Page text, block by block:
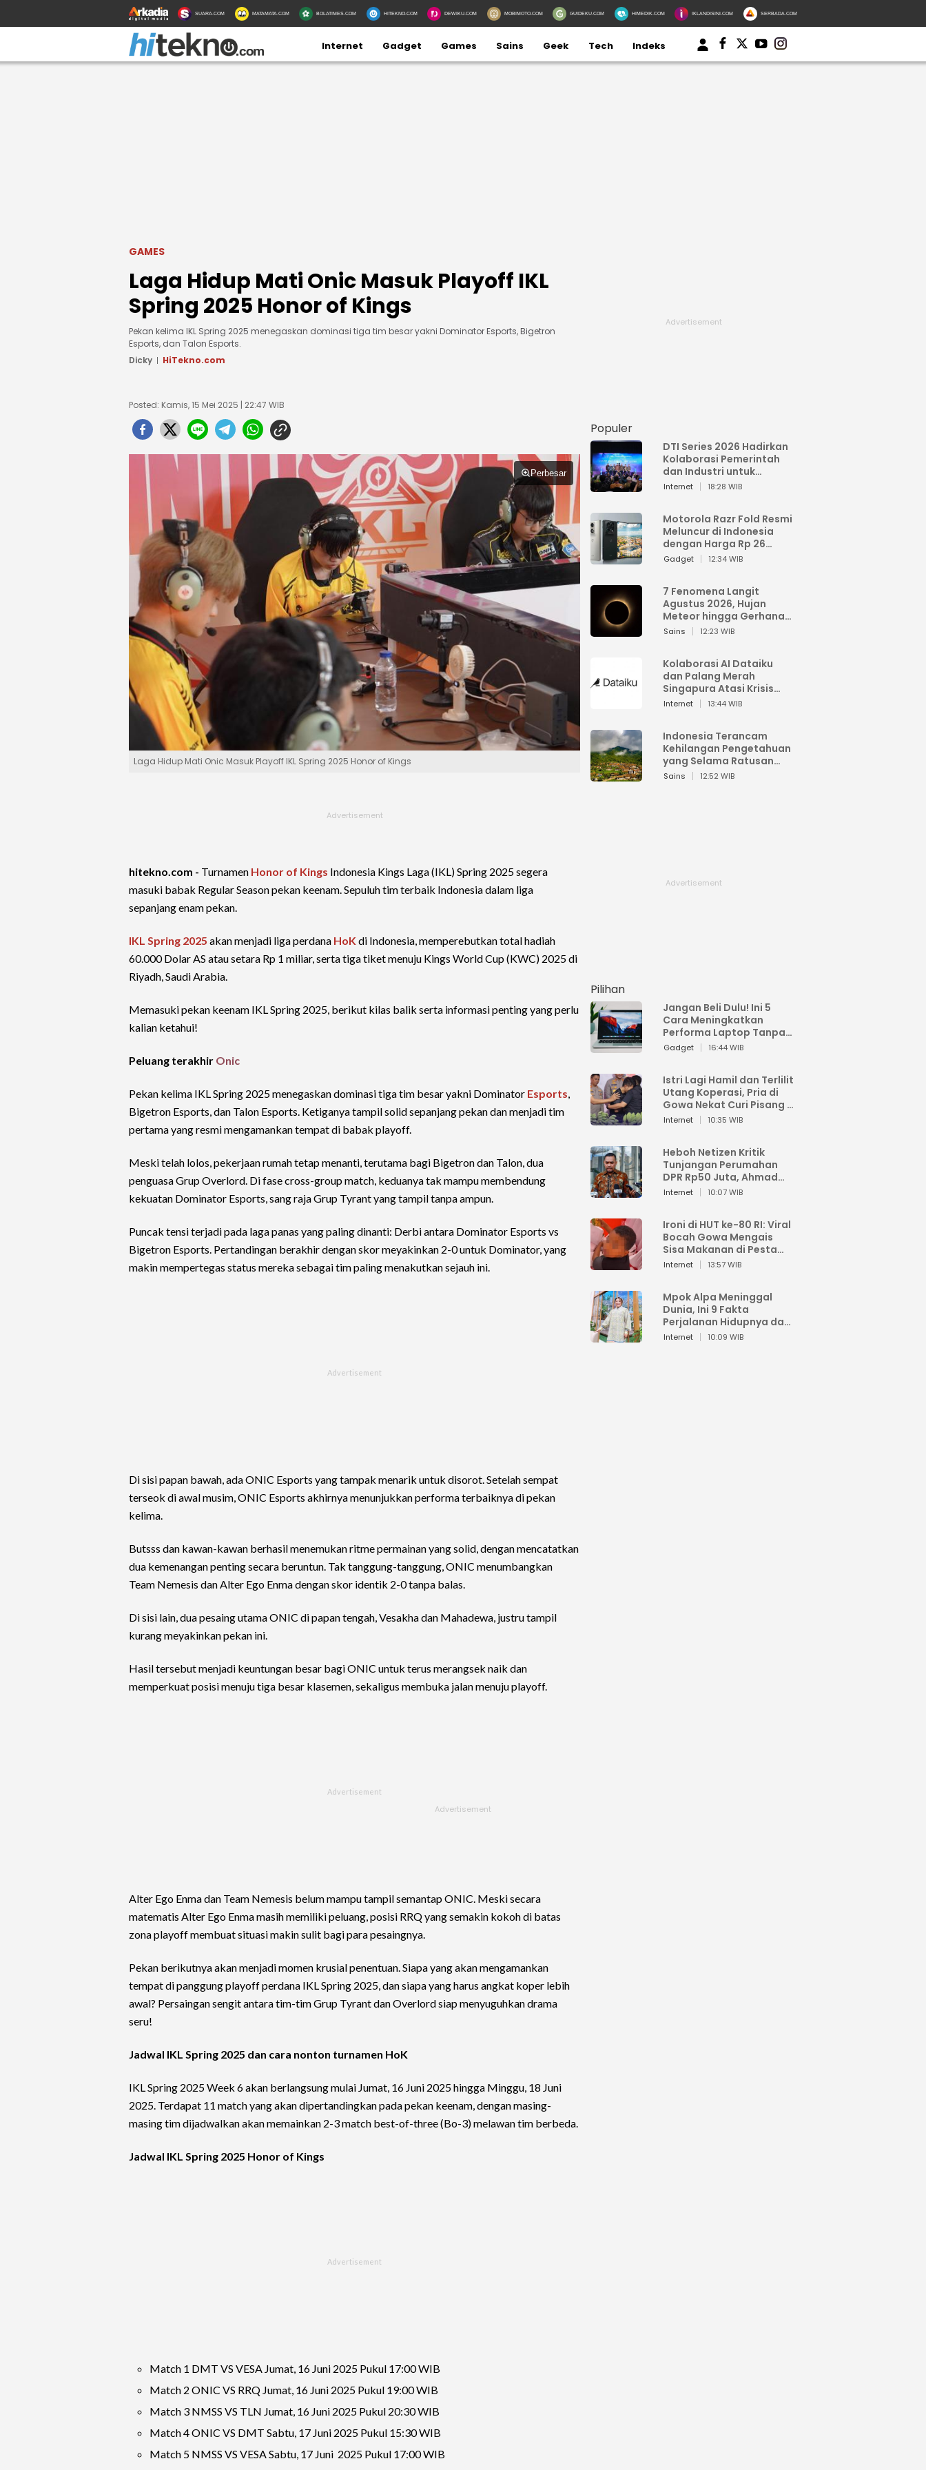
SUARA.COM MATAMATA.COM BOLATIMES.COM HITEKNO.COM DEWIKU.COM MOBIMOTO.COM GUIDEKU.COM HIMEDIK.COM IKLANDISINI.COM SERBADA.COM
Internet Gadget Games Sains Geek Tech Indeks
GAMES
Laga Hidup Mati Onic Masuk Playoff IKL
Spring 2025 Honor of Kings
Pekan kelima IKL Spring 2025 menegaskan dominasi tiga tim besar yakni Dominator Esports, Bigetron
Esports, dan Talon Esports.
Dicky
HiTekno.com
Posted: Kamis, 15 Mei 2025 | 22:47 WIB
Perbesar
Laga Hidup Mati Onic Masuk Playoff IKL Spring 2025 Honor of Kings
hitekno.com - Turnamen Honor of Kings Indonesia Kings Laga (IKL) Spring 2025 segera
masuki babak Regular Season pekan keenam. Sepuluh tim terbaik Indonesia dalam liga
sepanjang enam pekan.
IKL Spring 2025 akan menjadi liga perdana HoK di Indonesia, memperebutkan total hadiah
60.000 Dolar AS atau setara Rp 1 miliar, serta tiga tiket menuju Kings World Cup (KWC) 2025 di
Riyadh, Saudi Arabia.
Memasuki pekan keenam IKL Spring 2025, berikut kilas balik serta informasi penting yang perlu
kalian ketahui!
Peluang terakhir Onic
Pekan kelima IKL Spring 2025 menegaskan dominasi tiga tim besar yakni Dominator Esports,
Bigetron Esports, dan Talon Esports. Ketiganya tampil solid sepanjang pekan dan menjadi tim
pertama yang resmi mengamankan tempat di babak playoff.
Meski telah lolos, pekerjaan rumah tetap menanti, terutama bagi Bigetron dan Talon, dua
penguasa Grup Overlord. Di fase cross-group match, keduanya tak mampu membendung
kekuatan Dominator Esports, sang raja Grup Tyrant yang tampil tanpa ampun.
Puncak tensi terjadi pada laga panas yang paling dinanti: Derbi antara Dominator Esports vs
Bigetron Esports. Pertandingan berakhir dengan skor meyakinkan 2-0 untuk Dominator, yang
makin mempertegas status mereka sebagai tim paling menakutkan sejauh ini.
Di sisi papan bawah, ada ONIC Esports yang tampak menarik untuk disorot. Setelah sempat
terseok di awal musim, ONIC Esports akhirnya menunjukkan performa terbaiknya di pekan
kelima.
Butsss dan kawan-kawan berhasil menemukan ritme permainan yang solid, dengan mencatatkan
dua kemenangan penting secara beruntun. Tak tanggung-tanggung, ONIC menumbangkan
Team Nemesis dan Alter Ego Enma dengan skor identik 2-0 tanpa balas.
Di sisi lain, dua pesaing utama ONIC di papan tengah, Vesakha dan Mahadewa, justru tampil
kurang meyakinkan pekan ini.
Hasil tersebut menjadi keuntungan besar bagi ONIC untuk terus merangsek naik dan
memperkuat posisi menuju tiga besar klasemen, sekaligus membuka jalan menuju playoff.
Alter Ego Enma dan Team Nemesis belum mampu tampil semantap ONIC. Meski secara
matematis Alter Ego Enma masih memiliki peluang, posisi RRQ yang semakin kokoh di batas
zona playoff membuat situasi makin sulit bagi para pesaingnya.
Pekan berikutnya akan menjadi momen krusial penentuan. Siapa yang akan mengamankan
tempat di panggung playoff perdana IKL Spring 2025, dan siapa yang harus angkat koper lebih
awal? Persaingan sengit antara tim-tim Grup Tyrant dan Overlord siap menyuguhkan drama
seru!
Jadwal IKL Spring 2025 dan cara nonton turnamen HoK
IKL Spring 2025 Week 6 akan berlangsung mulai Jumat, 16 Juni 2025 hingga Minggu, 18 Juni
2025. Terdapat 11 match yang akan dipertandingkan pada pekan keenam, dengan masing-
masing tim dijadwalkan akan memainkan 2-3 match best-of-three (Bo-3) melawan tim berbeda.
Jadwal IKL Spring 2025 Honor of Kings
Match 1 DMT VS VESA Jumat, 16 Juni 2025 Pukul 17:00 WIB
Match 2 ONIC VS RRQ Jumat, 16 Juni 2025 Pukul 19:00 WIB
Match 3 NMSS VS TLN Jumat, 16 Juni 2025 Pukul 20:30 WIB
Match 4 ONIC VS DMT Sabtu, 17 Juni 2025 Pukul 15:30 WIB
Match 5 NMSS VS VESA Sabtu, 17 Juni 2025 Pukul 17:00 WIB
Populer
DTI Series 2026 Hadirkan
Kolaborasi Pemerintah
dan Industri untuk
Percepatan
Internet 18:28 WIB
Motorola Razr Fold Resmi
Meluncur di Indonesia
dengan Harga Rp 26
Jutaan
Gadget 12:34 WIB
7 Fenomena Langit
Agustus 2026, Hujan
Meteor hingga Gerhana
Matahari
Sains 12:23 WIB
Kolaborasi AI Dataiku
dan Palang Merah
Singapura Atasi Krisis
Bencana
Internet 13:44 WIB
Indonesia Terancam
Kehilangan Pengetahuan
yang Selama Ratusan
Tahun Menjaga Alam
Sains 12:52 WIB
Pilihan
Jangan Beli Dulu! Ini 5
Cara Meningkatkan
Performa Laptop Tanpa
Harus Beli Baru
Gadget 16:44 WIB
Istri Lagi Hamil dan Terlilit
Utang Koperasi, Pria di
Gowa Nekat Curi Pisang 4
Tandan Milik Tetangga,
Internet 10:35 WIB
Heboh Netizen Kritik
Tunjangan Perumahan
DPR Rp50 Juta, Ahmad
Sahroni: Enggak Senang
Internet 10:07 WIB
Ironi di HUT ke-80 RI: Viral
Bocah Gowa Mengais
Sisa Makanan di Pesta
Kemerdekaan
Internet 13:57 WIB
Mpok Alpa Meninggal
Dunia, Ini 9 Fakta
Perjalanan Hidupnya dari
Viral hingga Puncak
Internet 10:09 WIB